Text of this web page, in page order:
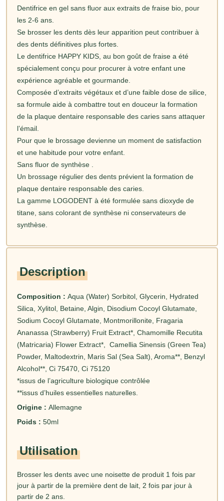
Dentifrice en gel sans fluor aux extraits de fraise bio, pour
les 2-6 ans.
Se brosser les dents dès leur apparition peut contribuer à
des dents définitives plus fortes.
Le dentifrice HAPPY KIDS, au bon goût de fraise a été
spécialement conçu pour procurer à votre enfant une
expérience agréable et gourmande.
Composée d’extraits végétaux et d’une faible dose de silice,
sa formule aide à combattre tout en douceur la formation
de la plaque dentaire responsable des caries sans attaquer
l’émail.
Pour que le brossage devienne un moment de satisfaction
et une habitude pour votre enfant.
Sans fluor de synthèse .
Un brossage régulier des dents prévient la formation de
plaque dentaire responsable des caries.
La gamme LOGODENT à été formulée sans dioxyde de
titane, sans colorant de synthèse ni conservateurs de
synthèse.
Description
Composition : Aqua (Water) Sorbitol, Glycerin, Hydrated
Silica, Xylitol, Betaine, Algin, Disodium Cocoyl Glutamate,
Sodium Cocoyl Glutamate, Montmorillonite, Fragaria
Ananassa (Strawberry) Fruit Extract*, Chamomille Recutita
(Matricaria) Flower Extract*, Camellia Sinensis (Green Tea)
Powder, Maltodextrin, Maris Sal (Sea Salt), Aroma**, Benzyl
Alcohol**, Ci 75470, Ci 75120
*issus de l’agriculture biologique contrôlée
**issus d’huiles essentielles naturelles.
Origine : Allemagne
Poids : 50ml
Utilisation
Brosser les dents avec une noisette de produit 1 fois par
jour à partir de la première dent de lait, 2 fois par jour à
partir de 2 ans.